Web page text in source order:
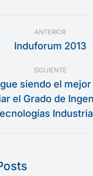
ANTERIOR
Publicación
Induforum 2013
SIGUIENTE
Publicación
siguiente:
siendo el
el Grado de